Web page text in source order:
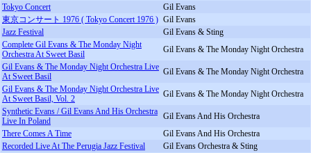
Tokyo Concert
Gil Evans
東京コンサート 1976 ( Tokyo Concert 1976 ) Gil Evans
Jazz Festival
Gil Evans & Sting
Complete Gil Evans & The Monday Night
Orchestra At Sweet Basil
Gil Evans & The Monday Night Orchestra
Gil Evans & The Monday Night Orchestra Live
At Sweet Basil
Gil Evans & The Monday Night Orchestra
Gil Evans & The Monday Night Orchestra Live
At Sweet Basil, Vol. 2
Gil Evans & The Monday Night Orchestra
Synthetic Evans / Gil Evans And His Orchestra
Live In Poland
Gil Evans And His Orchestra
There Comes A Time
Gil Evans And His Orchestra
Recorded Live At The Perugia Jazz Festival
Gil Evans Orchestra & Sting